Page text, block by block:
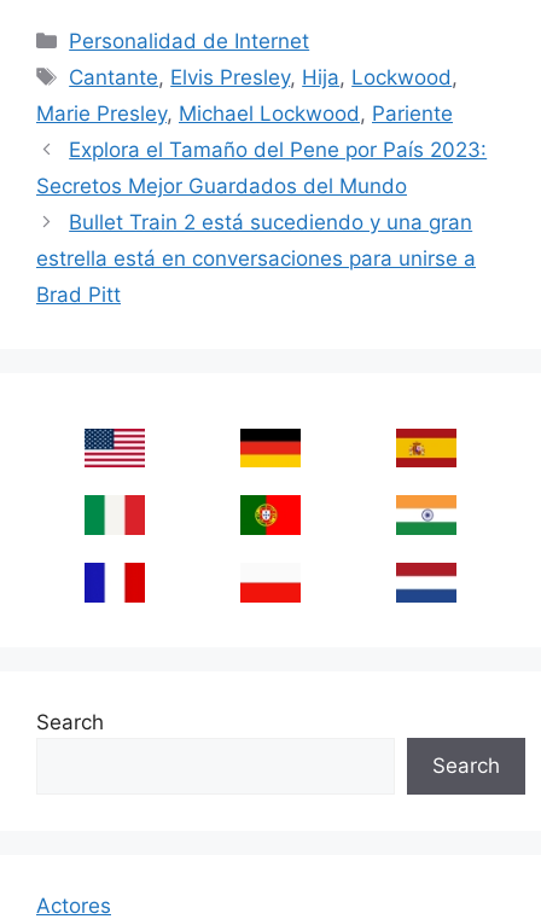
Categories
Personalidad de Internet
Tags
Cantante, Elvis Presley, Hija, Lockwood ,
Marie Presley, Michael Lockwood , Pariente
Explora el Tamaño del Pene por País 2023:
Secretos Mejor Guardados del Mundo
Bullet Train 2 está sucediendo y una gran
estrella está en conversaciones para unirse a
Brad Pitt
Search
Search
Actores